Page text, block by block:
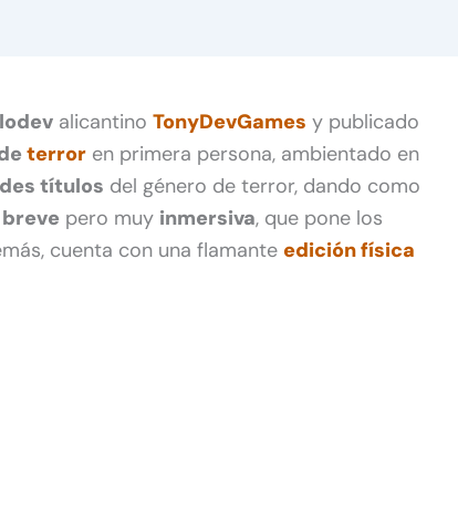
alicantino TonyDevGames y publicado
terror en primera persona, ambientado en
títulos del género de terror, dando como
breve pero muy inmersiva, que pone los
cuenta con una flamante edición física